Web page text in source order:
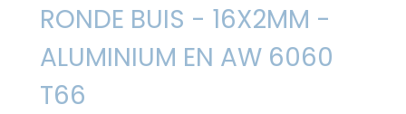
RONDE BUIS - 16X2MM -
ALUMINIUM EN AW 6060
T66